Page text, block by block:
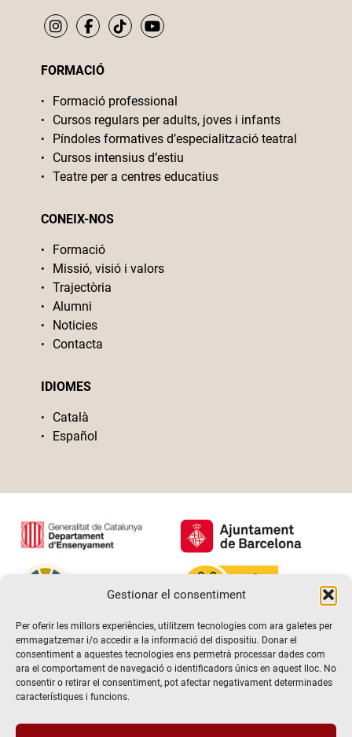
Gestionar el consentiment
Per oferir les millors experiències, utilitzem tecnologies com ara galetes per
emmagatzemar i/o accedir a la informació del dispositiu. Donar el
consentiment a aquestes tecnologies ens permetrà processar dades com
ara el comportament de navegació o identificadors únics en aquest lloc. No
consentir o retirar el consentiment, pot afectar negativament determinades
característiques i funcions.
FORMACIÓ
Formació professional
Cursos regulars per adults, joves i infants
Píndoles formatives d’especialització teatral
Cursos intensius d’estiu
Teatre per a centres educatius
CONEIX-NOS
Formació
Missió, visió i valors
Trajectòria
Alumni
Noticies
Contacta
IDIOMES
Català
Español